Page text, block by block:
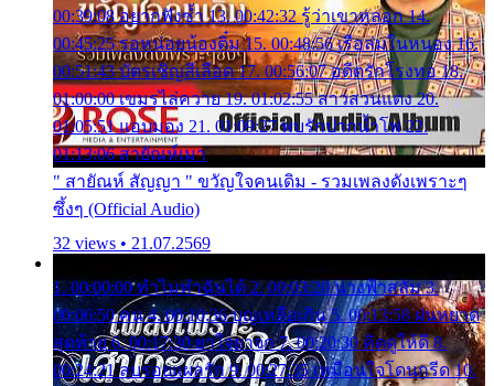
00:39:08 อยากฟังซ้ำ 13. 00:42:32 รู้ว่าเขาหลอก 14.
00:45:25 รอหน่อยน้องติ๋ม 15. 00:48:56 เรือล่มในหนอง 16.
00:51:43 บัตรเชิญสีเลือด 17. 00:56:07 อดีตรักโรงทอ 18.
01:00:00 เขมรไล่ควาย 19. 01:02:55 สาวสวนแตง 20.
01:05:51 แอบมอง 21. 01:09:27 พบรักปากน้ำโพ 22.
01:13:06 สายัณห์เมา
" สายัณห์ สัญญา " ขวัญใจคนเดิม - รวมเพลงดังเพราะๆ
ซึ้งๆ (Official Audio)
32 views • 21.07.2569
1. 00:00:00 ทำไมทำฉันได้ 2. 00:03:20 นางฟ้าสลัม 3.
00:06:50 คน 4. 00:10:36 บุญเหลือเกิน 5. 00:13:58 ฝนหยาด
สุดท้าย 6. 00:17:30 ยาใจยาจก 7. 00:20:30 คิดดูให้ดี 8.
00:24:21 ลบรอยแผลรัก 9. 00:27:35 เหมือนใจโดนกรีด 10.